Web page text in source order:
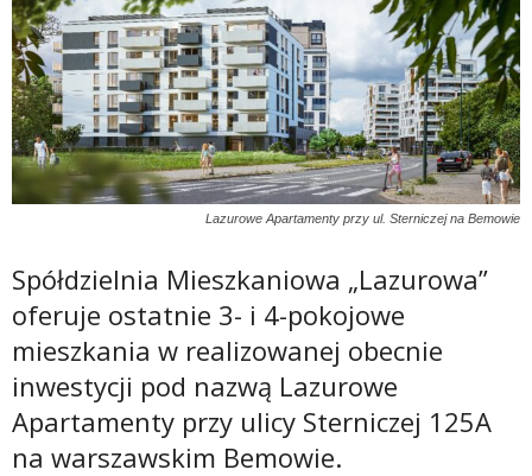
Lazurowe Apartamenty przy ul. Sterniczej na Bemowie
Spółdzielnia Mieszkaniowa „Lazurowa”
oferuje ostatnie 3- i 4-pokojowe
mieszkania w realizowanej obecnie
inwestycji pod nazwą Lazurowe
Apartamenty przy ulicy Sterniczej 125A
na warszawskim Bemowie.